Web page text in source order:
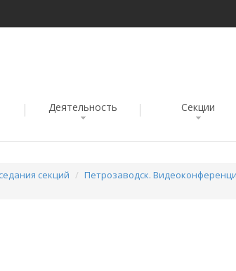
Деятельность Секции
секций
Петрозаводск.